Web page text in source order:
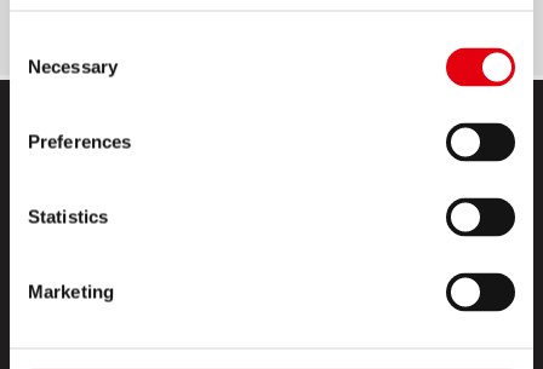
Selection
Necessary
Preferences
Statistics
MarketingTERMÉKEK